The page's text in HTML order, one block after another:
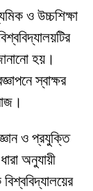
ও উচ্চশিক্ষা
হয়।
স্বাক্ষর
ও প্রযুক্তি
অনুযায়ী